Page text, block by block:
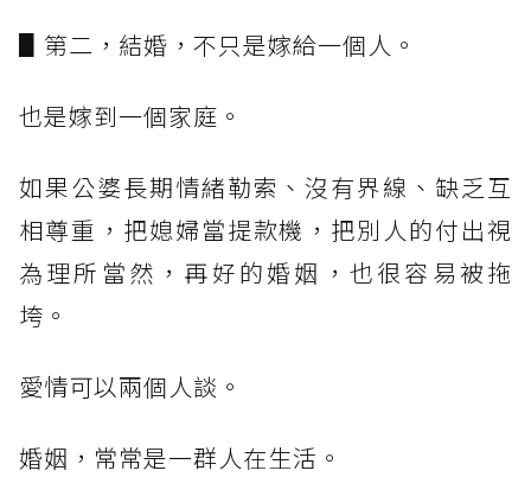
▋第二，結婚，不只是嫁給一個人。
也是嫁到一個家庭。
如果公婆長期情緒勒索、沒有界線、缺乏互
相尊重，把媳婦當提款機，把別人的付出視
為理所當然，再好的婚姻，也很容易被拖
垮。
愛情可以兩個人談。
婚姻，常常是一群人在生活。